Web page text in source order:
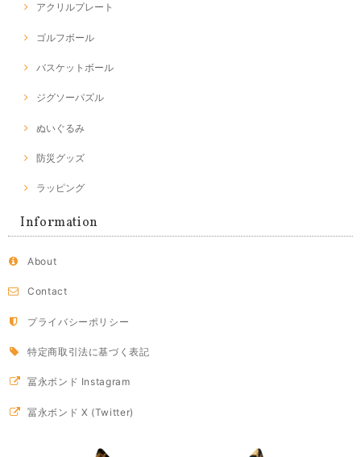
アクリルプレート
ゴルフボール
バスケットボール
ジグソーパズル
ぬいぐるみ
防災グッズ
ラッピング
Information
About
Contact
プライバシーポリシー
特定商取引法に基づく表記
冨永ボンド Instagram
冨永ボンド X (Twitter)